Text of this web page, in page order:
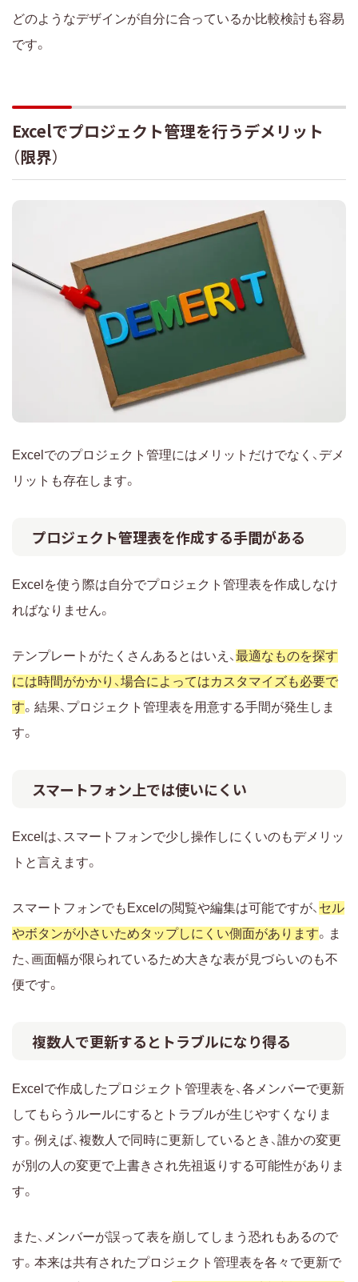
どのようなデザインが自分に合っているか比較検討も容易
です。
Excelでプロジェクト管理を行うデメリット
（限界）
Excelでのプロジェクト管理にはメリットだけでなく、デメ
リットも存在します。
プロジェクト管理表を作成する手間がある
Excelを使う際は自分でプロジェクト管理表を作成しなけ
ればなりません。
テンプレートがたくさんあるとはいえ、 最適なものを探す
には時間がかかり、場合によってはカスタマイズも必要で
す。結果、プロジェクト管理表を用意する手間が発生しま
す。
スマートフォン上では使いにくい
Excelは、スマートフォンで少し操作しにくいのもデメリッ
トと言えます。
スマートフォンでもExcelの閲覧や編集は可能ですが、 セル
やボタンが小さいためタップしにくい側面があります。ま
た、画面幅が限られているため大きな表が見づらいのも不
便です。
複数人で更新するとトラブルになり得る
Excelで作成したプロジェクト管理表を、各メンバーで更新
してもらうルールにするとトラブルが生じやすくなりま
す。例えば、複数人で同時に更新しているとき、誰かの変更
が別の人の変更で上書きされ先祖返りする可能性がありま
す。
また、メンバーが誤って表を崩してしまう恐れもあるので
す。本来は共有されたプロジェクト管理表を各々で更新で